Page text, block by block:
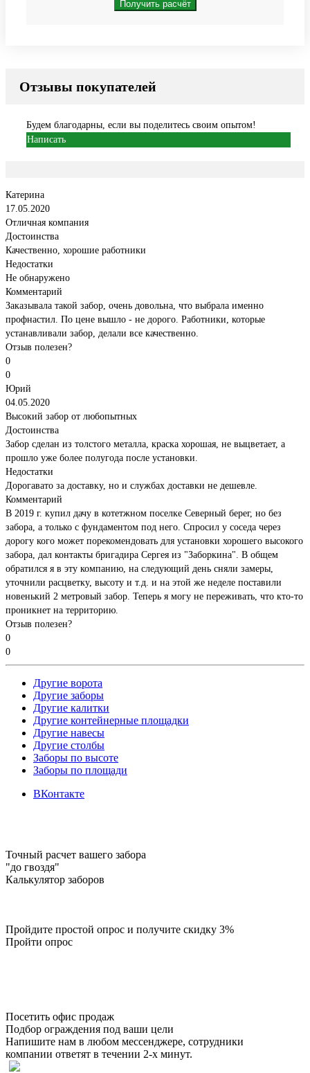
Получить расчёт
Отзывы покупателей
Будем благодарны, если вы поделитесь своим опытом!
Написать
Катерина
17.05.2020
Отличная компания
Достоинства
Качественно, хорошие работники
Недостатки
Не обнаружено
Комментарий
Заказывала такой забор, очень довольна, что выбрала именно
профнастил. По цене вышло - не дорого. Работники, которые
устанавливали забор, делали все качественно.
Отзыв полезен?
0
0
Юрий
04.05.2020
Высокий забор от любопытных
Достоинства
Забор сделан из толстого металла, краска хорошая, не выцветает, а
прошло уже более полугода после установки.
Недостатки
Дорогавато за доставку, но и службах доставки не дешевле.
Комментарий
В 2019 г. купил дачу в котетжном поселке Северный берег, но без
забора, а только с фундаментом под него. Спросил у соседа через
дорогу кого может порекомендовать для установки хорошего высокого
забора, дал контакты бригадира Сергея из "Заборкина". В общем
обратился я в эту компанию, на следующий день сняли замеры,
уточнили расцветку, высоту и т.д. и на этой же неделе поставили
новенький 2 метровый забор. Теперь я могу не переживать, что кто-то
проникнет на территорию.
Отзыв полезен?
0
0
Другие ворота
Другие заборы
Другие калитки
Другие контейнерные площадки
Другие навесы
Другие столбы
Заборы по высоте
Заборы по площади
ВКонтакте
Точный расчет вашего забора
"до гвоздя"
Калькулятор заборов
Пройдите простой опрос и получите скидку 3%
Пройти опрос
Посетить офис продаж
Подбор ограждения под ваши цели
Напишите нам в любом мессенджере, сотрудники
компании ответят в течении 2-х минут.